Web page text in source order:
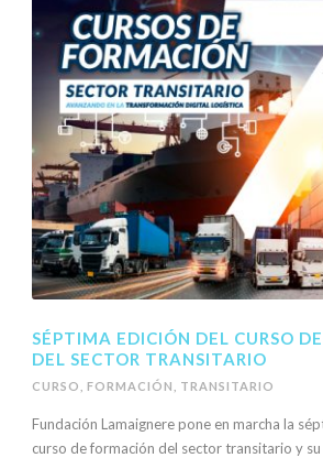
SÉPTIMA EDICIÓN DEL CURSO
DEL SECTOR TRANSITARIO
CURSO FORMACIÓN TRANSITARIO
Fundación Lamaignere pone en marcha la
curso de formación del sector transitario y su